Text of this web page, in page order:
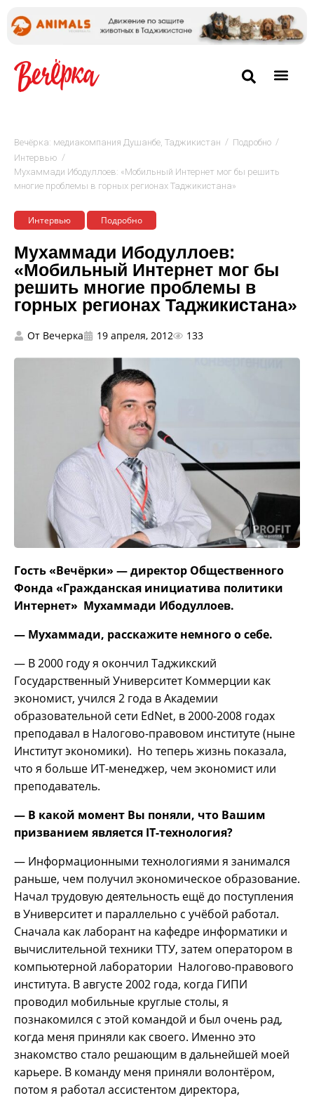
Вечёрка: медиакомпания Душанбе, Таджикистан / Подробно /
Интервью /
Мухаммади Ибодуллоев: «Мобильный Интернет мог бы решить
многие проблемы в горных регионах Таджикистана»
Интервью Подробно
Мухаммади Ибодуллоев:
«Мобильный Интернет мог бы
решить многие проблемы в
горных регионах Таджикистана»
От Вечерка 19 апреля, 2012 133
Гость «Вечёрки» — директор Общественного
Фонда «Гражданская инициатива политики
Интернет» Мухаммади Ибодуллоев.
— Мухаммади, расскажите немного о себе.
— В 2000 году я окончил Таджикский
Государственный Университет Коммерции как
экономист, учился 2 года в Академии
образовательной сети EdNet, в 2000-2008 годах
преподавал в Налогово-правовом институте (ныне
Институт экономики). Но теперь жизнь показала,
что я больше ИТ-менеджер, чем экономист или
преподаватель.
— В какой момент Вы поняли, что Вашим
призванием является IT-технология?
— Информационными технологиями я занимался
раньше, чем получил экономическое образование.
Начал трудовую деятельность ещё до поступления
в Университет и параллельно с учёбой работал.
Сначала как лаборант на кафедре информатики и
вычислительной техники ТТУ, затем оператором в
компьютерной лаборатории Налогово-правового
института. В августе 2002 года, когда ГИПИ
проводил мобильные круглые столы, я
познакомился с этой командой и был очень рад,
когда меня приняли как своего. Именно это
знакомство стало решающим в дальнейшей моей
карьере. В команду меня приняли волонтёром,
потом я работал ассистентом директора,